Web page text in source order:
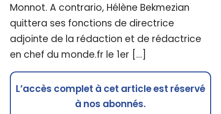
Monnot. A contrario, Hélène Bekmezian
quittera ses fonctions de directrice
adjointe de la rédaction et de rédactrice
en chef du monde.fr le 1er […]
L’accès complet à cet article est réservé
à nos abonnés.